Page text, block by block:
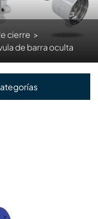
cierre >
de barra oculta